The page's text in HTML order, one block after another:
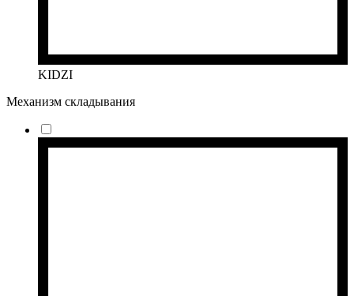
KIDZI
Механизм складывания